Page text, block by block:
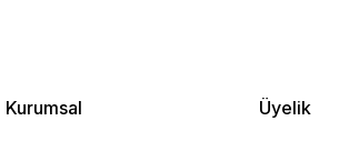
Kurumsal Üyelik